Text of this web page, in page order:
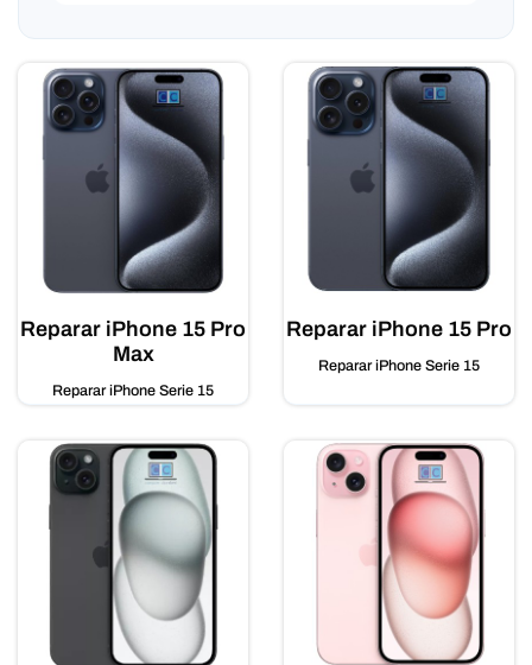
Reparar iPhone 15 Pro
Max
Reparar iPhone Serie 15
Reparar iPhone 15 Pro
Reparar iPhone Serie 15